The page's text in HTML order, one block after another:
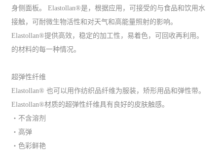
身侧面板。 Elastollan®是，根据应用，可接受的与食品和饮用水
接触，可耐微生物活性和对天气和高能量照射的影响。
Elastollan®提供高效，稳定的加工性，易着色，可回收再利用。
的材料的每一种情况。
超弹性纤维
Elastollan® 也可以用作纺织品纤维为服装，矫形用品和弹性带。
Elastollan®材质的超弹性纤维具有良好的皮肤触感。
・不含溶剂
・高弹
・色彩鲜艳